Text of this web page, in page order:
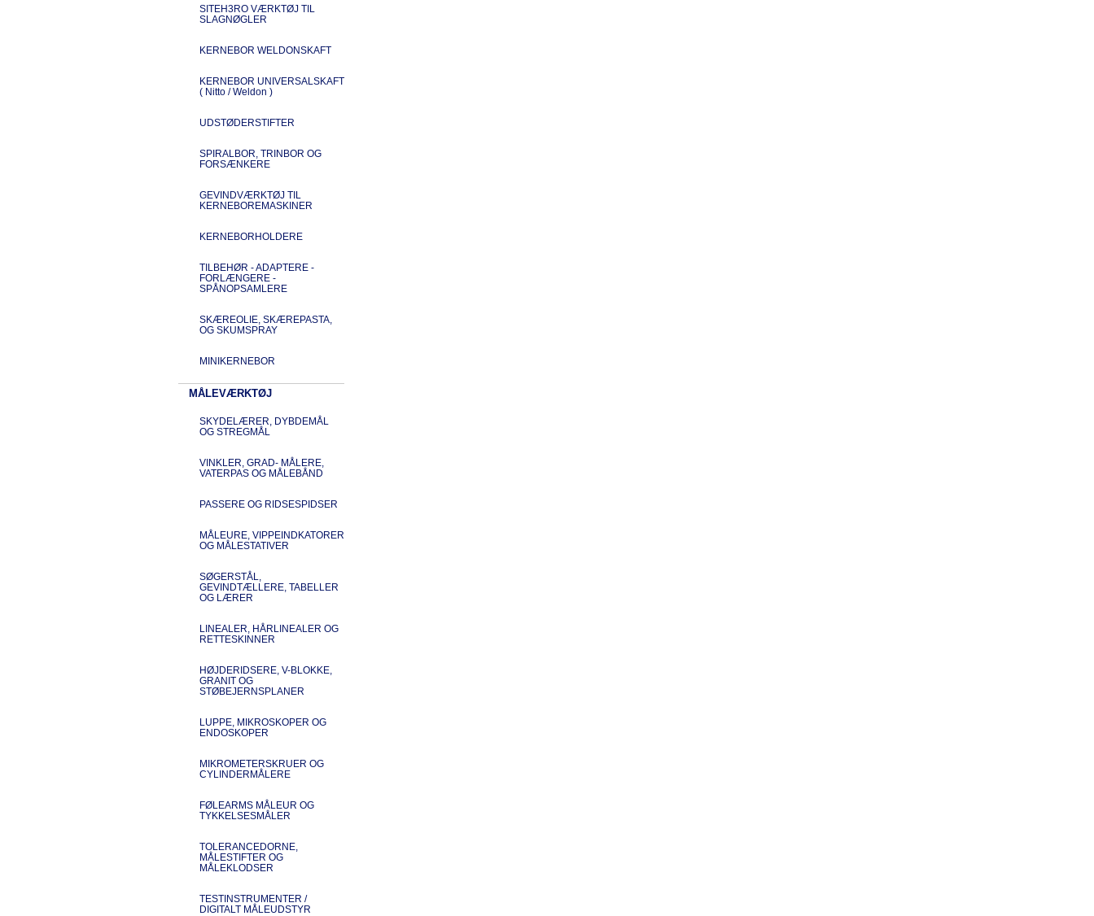
SITEH3RO VÆRKTØJ TIL
SLAGNØGLER
KERNEBOR WELDONSKAFT
KERNEBOR UNIVERSALSKAFT
( Nitto / Weldon )
UDSTØDERSTIFTER
SPIRALBOR, TRINBOR OG
FORSÆNKERE
GEVINDVÆRKTØJ TIL
KERNEBOREMASKINER
KERNEBORHOLDERE
TILBEHØR - ADAPTERE -
FORLÆNGERE -
SPÅNOPSAMLERE
SKÆREOLIE, SKÆREPASTA,
OG SKUMSPRAY
MINIKERNEBOR
MÅLEVÆRKTØJ
SKYDELÆRER, DYBDEMÅL
OG STREGMÅL
VINKLER, GRAD- MÅLERE,
VATERPAS OG MÅLEBÅND
PASSERE OG RIDSESPIDSER
MÅLEURE, VIPPEINDKATORER
OG MÅLESTATIVER
SØGERSTÅL,
GEVINDTÆLLERE, TABELLER
OG LÆRER
LINEALER, HÅRLINEALER OG
RETTESKINNER
HØJDERIDSERE, V-BLOKKE,
GRANIT OG
STØBEJERNSPLANER
LUPPE, MIKROSKOPER OG
ENDOSKOPER
MIKROMETERSKRUER OG
CYLINDERMÅLERE
FØLEARMS MÅLEUR OG
TYKKELSESMÅLER
TOLERANCEDORNE,
MÅLESTIFTER OG
MÅLEKLODSER
TESTINSTRUMENTER /
DIGITALT MÅLEUDSTYR